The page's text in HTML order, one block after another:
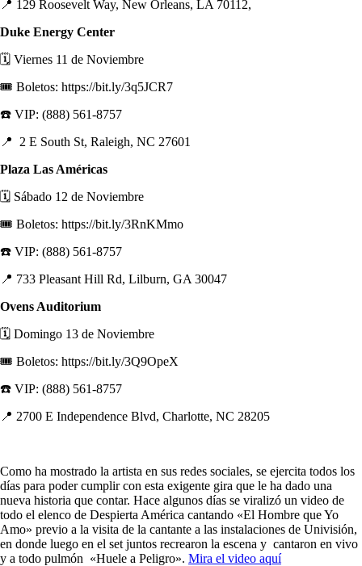
📍 129 Roosevelt Way, New Orleans, LA 70112,
Duke Energy Center
🗓️ Viernes 11 de Noviembre
🎟️ Boletos: https://bit.ly/3q5JCR7
☎️ VIP: (888) 561-8757
📍 2 E South St, Raleigh, NC 27601
Plaza Las Américas
🗓️ Sábado 12 de Noviembre
🎟️ Boletos: https://bit.ly/3RnKMmo
☎️ VIP: (888) 561-8757
📍 733 Pleasant Hill Rd, Lilburn, GA 30047
Ovens Auditorium
🗓️ Domingo 13 de Noviembre
🎟️ Boletos: https://bit.ly/3Q9OpeX
☎️ VIP: (888) 561-8757
📍 2700 E Independence Blvd, Charlotte, NC 28205
Como ha mostrado la artista en sus redes sociales, se ejercita todos los
días para poder cumplir con esta exigente gira que le ha dado una
nueva historia que contar. Hace algunos días se viralizó un video de
todo el elenco de Despierta América cantando «El Hombre que Yo
Amo» previo a la visita de la cantante a las instalaciones de Univisión,
en donde luego en el set juntos recrearon la escena y cantaron en vivo
y a todo pulmón «Huele a Peligro». Mira el video aquí